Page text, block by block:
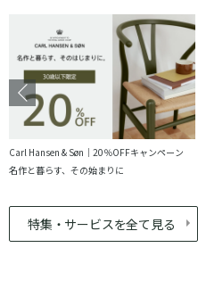
Carl Hansen & Søn｜20％OFFキャンペーン
名作と暮らす、その始まりに
特集・サービスを全て見る